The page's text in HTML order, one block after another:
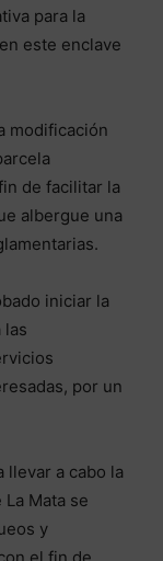
para la
este enclave
modificación
de facilitar la
albergue una
iniciar la
las
por un
llevar a cabo la
Mata se
y